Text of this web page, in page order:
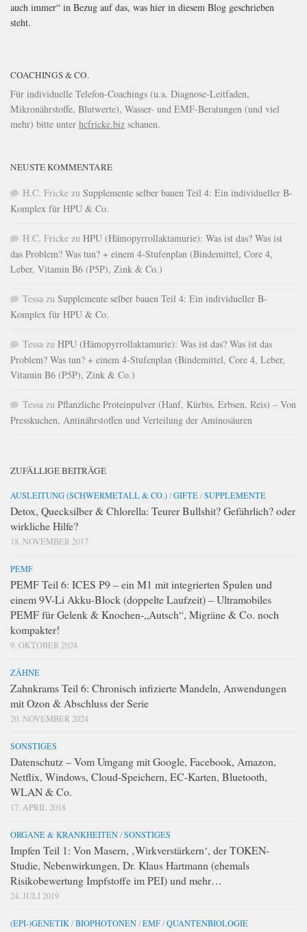
auch immer“ in Bezug auf das, was hier in diesem Blog geschrieben
steht.
COACHINGS & CO.
Für individuelle Telefon-Coachings (u.a. Diagnose-Leitfaden,
Mikronährstoffe, Blutwerte), Wasser- und EMF-Beratungen (und viel
mehr) bitte unter hcfricke.biz schauen.
NEUSTE KOMMENTARE
H.C. Fricke zu Supplemente selber bauen Teil 4: Ein individueller B-
Komplex für HPU & Co.
H.C. Fricke zu HPU (Hämopyrrollaktamurie): Was ist das? Was ist
das Problem? Was tun? + einem 4-Stufenplan (Bindemittel, Core 4,
Leber, Vitamin B6 (P5P), Zink & Co.)
Tessa zu Supplemente selber bauen Teil 4: Ein individueller B-
Komplex für HPU & Co.
Tessa zu HPU (Hämopyrrollaktamurie): Was ist das? Was ist das
Problem? Was tun? + einem 4-Stufenplan (Bindemittel, Core 4, Leber,
Vitamin B6 (P5P), Zink & Co.)
Tessa zu Pflanzliche Proteinpulver (Hanf, Kürbis, Erbsen, Reis) – Von
Presskuchen, Antinährstoffen und Verteilung der Aminosäuren
ZUFÄLLIGE BEITRÄGE
AUSLEITUNG (SCHWERMETALL & CO.)/GIFTE/SUPPLEMENTE
Detox, Quecksilber & Chlorella: Teurer Bullshit? Gefährlich? oder
wirkliche Hilfe?
18. NOVEMBER 2017
PEMF
PEMF Teil 6: ICES P9 – ein M1 mit integrierten Spulen und
einem 9V-Li Akku-Block (doppelte Laufzeit) – Ultramobiles
PEMF für Gelenk & Knochen-„Autsch“, Migräne & Co. noch
kompakter!
9. OKTOBER 2024
ZÄHNE
Zahnkrams Teil 6: Chronisch infizierte Mandeln, Anwendungen
mit Ozon & Abschluss der Serie
20. NOVEMBER 2024
SONSTIGES
Datenschutz – Vom Umgang mit Google, Facebook, Amazon,
Netflix, Windows, Cloud-Speichern, EC-Karten, Bluetooth,
WLAN & Co.
17. APRIL 2018
ORGANE & KRANKHEITEN/SONSTIGES
Impfen Teil 1: Von Masern, ‚Wirkverstärkern‘, der TOKEN-
Studie, Nebenwirkungen, Dr. Klaus Hartmann (ehemals
Risikobewertung Impfstoffe im PEI) und mehr…
24. JULI 2019
(EPI-)GENETIK /BIOPHOTONEN/EMF/QUANTENBIOLOGIE